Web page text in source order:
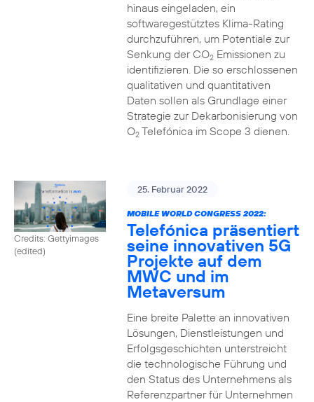
hinaus eingeladen, ein
softwaregestütztes Klima-Rating
durchzuführen, um Potentiale zur
Senkung der CO2Emissionen zu
identifizieren. Die so erschlossenen
qualitativen und quantitativen
Daten sollen als Grundlage einer
Strategie zur Dekarbonisierung von
O2Telefónica im Scope 3 dienen.
Credits: Gettyimages
(edited)
25. Februar 2022
MOBILE WORLD CONGRESS 2022:
Telefónica präsentiert
seine innovativen 5G
Projekte auf dem
MWC und im
Metaversum
Eine breite Palette an innovativen
Lösungen, Dienstleistungen und
Erfolgsgeschichten unterstreicht
die technologische Führung und
den Status des Unternehmens als
Referenzpartner für Unternehmen